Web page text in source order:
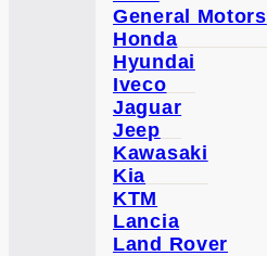
General Motors
Honda
Hyundai
Iveco
Jaguar
Jeep
Kawasaki
Kia
KTM
Lancia
Land Rover